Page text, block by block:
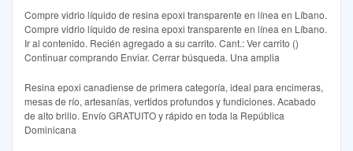
Compre vidrio líquido de resina epoxi transparente en línea en Líbano.
Compre vidrio líquido de resina epoxi transparente en línea en Líbano.
Ir al contenido. Recién agregado a su carrito. Cant.: Ver carrito ()
Continuar comprando Enviar. Cerrar búsqueda. Una amplia
Resina epoxi canadiense de primera categoría, ideal para encimeras,
mesas de río, artesanías, vertidos profundos y fundiciones. Acabado
de alto brillo. Envío GRATUITO y rápido en toda la República
Dominicana